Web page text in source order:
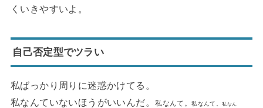
くいきやすいよ。
自己否定型でツラい
私ばっかり周りに迷惑かけてる。
私なんていないほうがいいんだ。私なんて。私なんて。私なん